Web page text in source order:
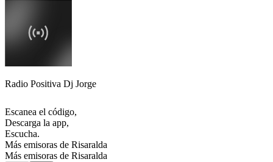
Radio Positiva Dj Jorge
Escanea el código,
Descarga la app,
Escucha.
Más emisoras de Risaralda
Más emisoras de Risaralda